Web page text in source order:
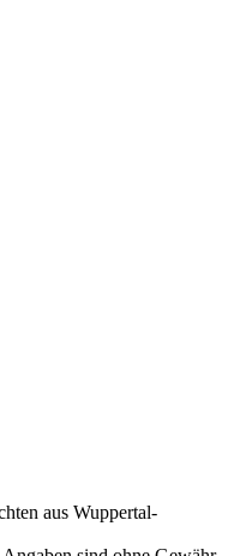
aus Wuppertal-